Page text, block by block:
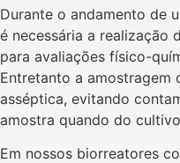
Durante o andamento de
é necessária a realização
para avaliações físico-
Entretanto a amostragem
asséptica, evitando
amostra quando do
Em nossos biorreatores